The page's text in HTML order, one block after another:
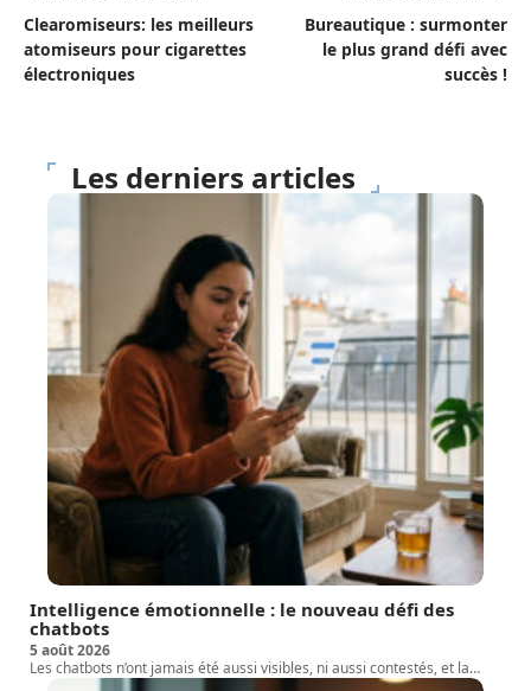
Clearomiseurs: les meilleurs
atomiseurs pour cigarettes
électroniques
Bureautique : surmonter
le plus grand défi avec
succès !
Les derniers articles
Intelligence émotionnelle : le nouveau défi des
chatbots
5 août 2026
Les chatbots n’ont jamais été aussi visibles, ni aussi contestés, et la…